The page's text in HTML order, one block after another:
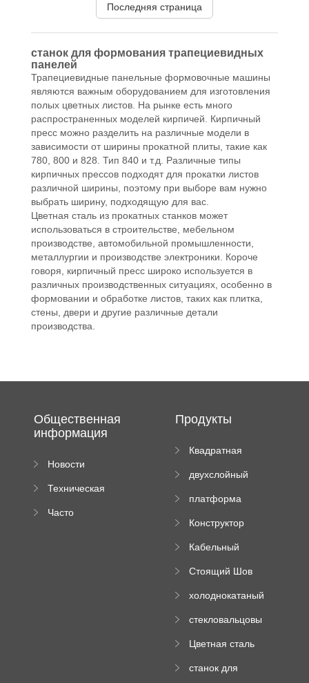
Последняя страница
станок для формования трапециевидных
панелей
Трапециевидные панельные формовочные машины
являются важным оборудованием для изготовления
полых цветных листов. На рынке есть много
распространенных моделей кирпичей. Кирпичный
пресс можно разделить на различные модели в
зависимости от ширины прокатной плиты, такие как
780, 800 и 828. Тип 840 и т.д. Различные типы
кирпичных прессов подходят для прокатки листов
различной ширины, поэтому при выборе вам нужно
выбрать ширину, подходящую для вас.
Цветная сталь из прокатных станков может
использоваться в строительстве, мебельном
производстве, автомобильной промышленности,
металлургии и производстве электроники. Короче
говоря, кирпичный пресс широко используется в
различных производственных ситуациях, особенно в
формовании и обработке листов, таких как плитка,
стены, двери и другие различные детали
производства.
Общественная
информация
Новости
Техническая
Часто
Продукты
Квадратная
машина
двухслойный
пресс
платформа
роликового
Конструктор
трубы
Кабельный
формируя
Стоящий Шов
Машина
холоднокатаный
станок
стекловальцовы
Цветная сталь
машина
станок для